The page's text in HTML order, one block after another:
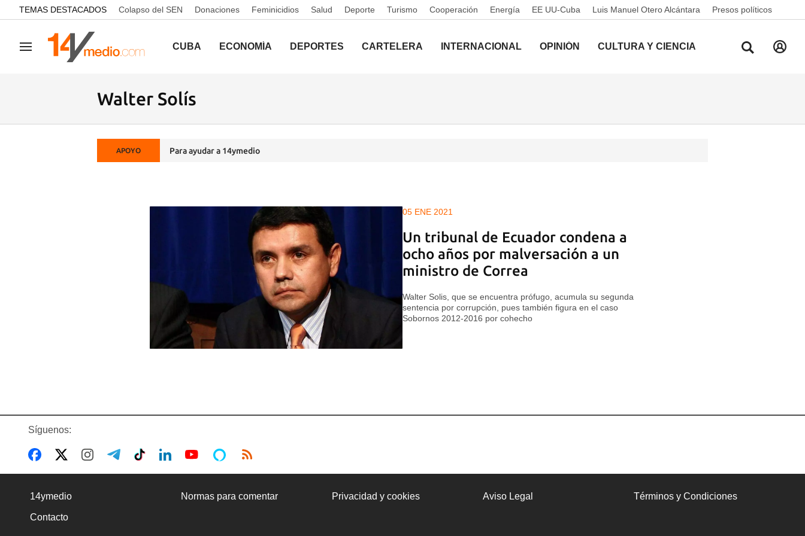
common.go-to-content
TEMAS DESTACADOS Colapso del SEN Donaciones Feminicidios Salud Deporte Turismo Cooperación Energía EE UU-Cuba Luis Manuel Otero Alcántara Presos políticos
Navegación CUBA ECONOMÍA DEPORTES CARTELERA INTERNACIONAL OPINIÓN CULTURA Y CIENCIA
Walter Solís
APOYO Para ayudar a 14ymedio
05 ENE 2021
Un tribunal de Ecuador condena a
ocho años por malversación a un
ministro de Correa
Walter Solis, que se encuentra prófugo, acumula su segunda
sentencia por corrupción, pues también figura en el caso
Sobornos 2012-2016 por cohecho
Síguenos:
14ymedio Normas para comentar Privacidad y cookies Aviso Legal Términos y Condiciones
Contacto